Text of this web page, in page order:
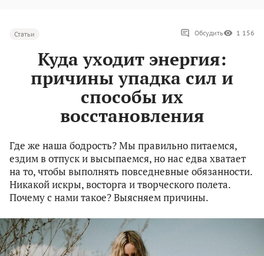
Статьи Обсудить 1 156
Куда уходит энергия:
причины упадка сил и
способы их
восстановления
Где же наша бодрость? Мы правильно питаемся,
ездим в отпуск и высыпаемся, но нас едва хватает
на то, чтобы выполнять повседневные обязанности.
Никакой искры, восторга и творческого полета.
Почему с нами такое? Выясняем причины.